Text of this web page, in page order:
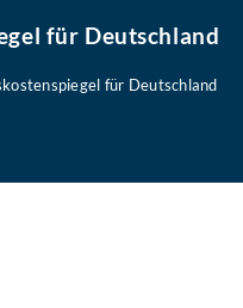
für Deutschland
für Deutschland